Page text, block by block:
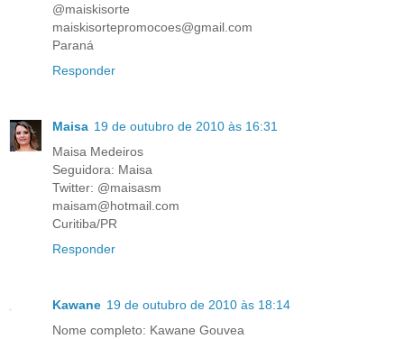
@maiskisorte
maiskisortepromocoes@gmail.com
Paraná
Responder
Maisa 19 de outubro de 2010 às 16:31
Maisa Medeiros
Seguidora: Maisa
Twitter: @maisasm
maisam@hotmail.com
Curitiba/PR
Responder
Kawane 19 de outubro de 2010 às 18:14
Nome completo: Kawane Gouvea